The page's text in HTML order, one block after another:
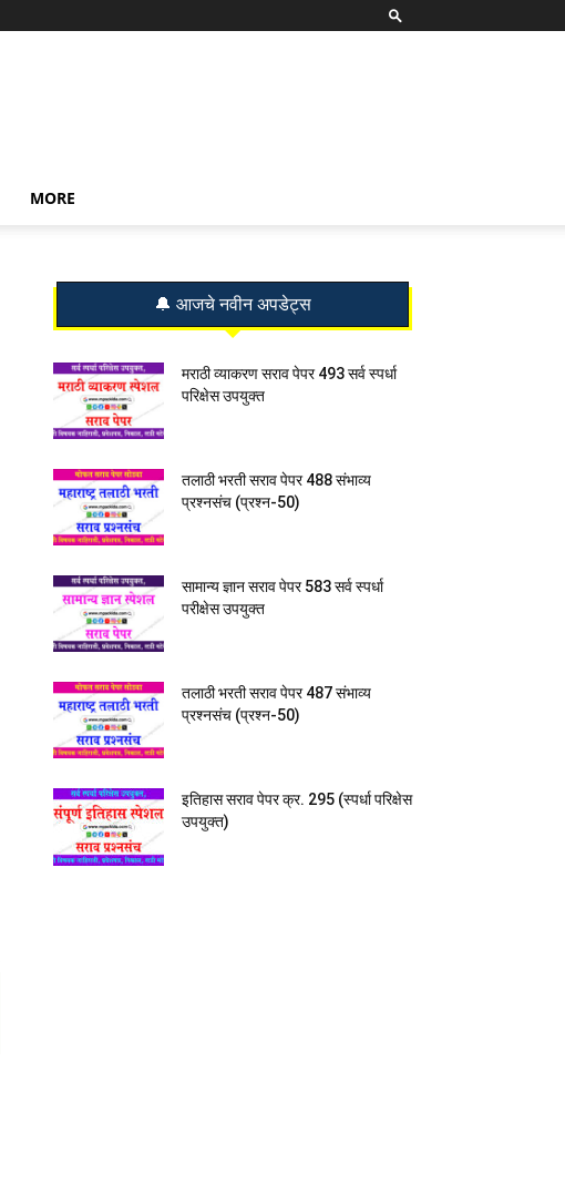
MORE
🔔 आजचे नवीन अपडेट्स
मराठी व्याकरण सराव पेपर 493 सर्व स्पर्धा
परिक्षेस उपयुक्त
तलाठी भरती सराव पेपर 488 संभाव्य
प्रश्नसंच (प्रश्न-50)
सामान्य ज्ञान सराव पेपर 583 सर्व स्पर्धा
परीक्षेस उपयुक्त
तलाठी भरती सराव पेपर 487 संभाव्य
प्रश्नसंच (प्रश्न-50)
इतिहास सराव पेपर क्र. 295 (स्पर्धा परिक्षेस
उपयुक्त)